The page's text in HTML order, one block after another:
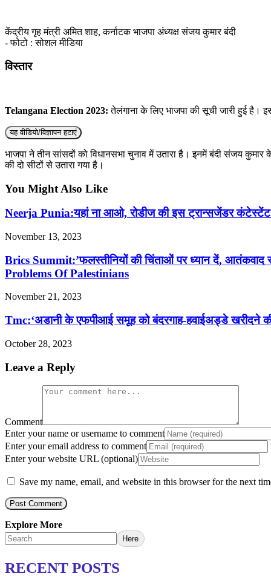
केंद्रीय गृह मंत्री अमित शाह, कर्नाटक भाजपा अंध्यक्ष संजय कुमार बंदी
- फोटो : सोशल मीडिया
विस्तार
Telangana Election 2023: तेलंगाना के लिए भाजपा की सूची जारी हुई है।
यह वीडियो/विज्ञापन हटाएं
भाजपा ने तीन सांसदों को विधानसभा चुनाव में उतारा है। इनमें बंदी संजय
की दो सीटों से उतारा गया है।
You Might Also Like
Neerja Punia:यहां ना आओ, रोडीज की इस ट्रान्सजेंडर
November 13, 2023
Brics Summit:’फलस्तीनियों की चिंताओं पर ध्यान दें,
Problems Of Palestinians
November 21, 2023
Tmc:‘अडानी के एफपीआई समूह को बंदरगाह-हवाईअड्डे
October 28, 2023
Leave a Reply
Comment
Enter your name or username to comment
Enter your email address to comment
Enter your website URL (optional)
Save my name, email, and website in this browser for the next
Explore More
Here
RECENT POSTS